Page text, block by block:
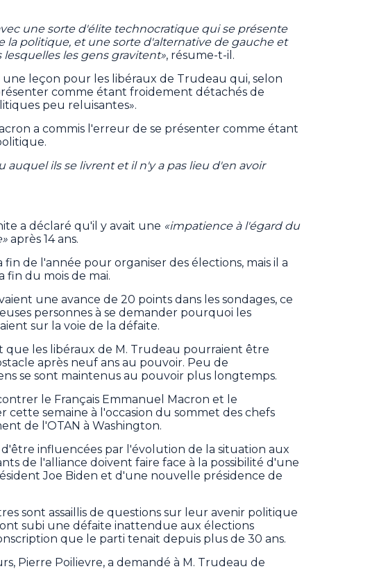
une sorte d'élite technocratique qui se présente
la politique, et une sorte d'alternative de gauche et
les gens gravitent», résume-t-il.
leçon pour les libéraux de Trudeau qui, selon
comme étant froidement détachés de
peu reluisantes».
a commis l'erreur de se présenter comme étant
auquel ils se livrent et il n'y a pas lieu d'en avoir
a déclaré qu'il y avait une «impatience à l'égard du
après 14 ans.
fin de l'année pour organiser des élections, mais il a
fin du mois de mai.
une avance de 20 points dans les sondages, ce
personnes à se demander pourquoi les
sur la voie de la défaite.
que les libéraux de M. Trudeau pourraient être
après neuf ans au pouvoir. Peu de
se sont maintenus au pouvoir plus longtemps.
le Français Emmanuel Macron et le
cette semaine à l'occasion du sommet des chefs
de l'OTAN à Washington.
d'être influencées par l'évolution de la situation aux
de l'alliance doivent faire face à la possibilité d'une
Joe Biden et d'une nouvelle présidence de
sont assaillis de questions sur leur avenir politique
subi une défaite inattendue aux élections
que le parti tenait depuis plus de 30 ans.
Pierre Poilievre, a demandé à M. Trudeau de